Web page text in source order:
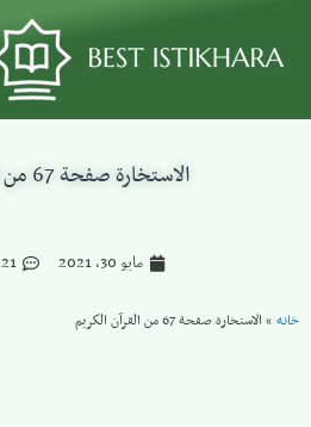
الاستخارة صفحة 67 من القرآن الكريم
مايو 30, 2021 21 Comments
خانه » الاستخارة صفحة 67 من القرآن الكريم